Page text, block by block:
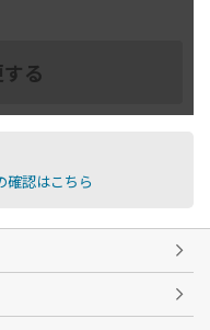
確認はこちら